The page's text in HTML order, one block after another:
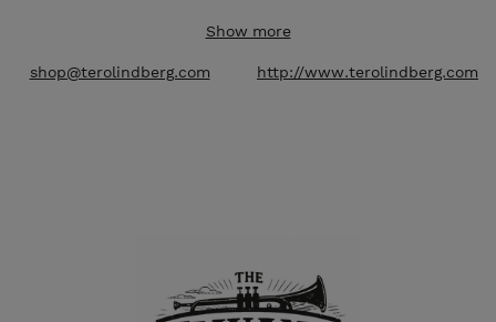
KULTAINEN TRUMPETTI
Katso "Kultainen Trumpetti Iskee Jälleen" video -
Show more
shop@terolindberg.com http://www.terolindberg.com